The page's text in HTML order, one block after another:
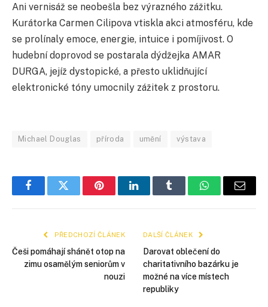
Ani vernisáž se neobešla bez výrazného zážitku.
Kurátorka Carmen Cilipova vtiskla akci atmosféru, kde
se prolínaly emoce, energie, intuice i pomíjivost. O
hudební doprovod se postarala dýdžejka AMAR
DURGA, jejíž dystopické, a přesto uklidňující
elektronické tóny umocnily zážitek z prostoru.
Michael Douglas příroda umění výstava
FacebookTwitter PinterestLinkedInTumblr WhatsApp
E-
PŘEDCHOZÍ ČLÁNEK
Češi pomáhají shánět otop na
zimu osamělým seniorům v
nouzi
DALŠÍ ČLÁNEK
Darovat oblečení do
charitativního bazárku je
možné na více místech
republiky